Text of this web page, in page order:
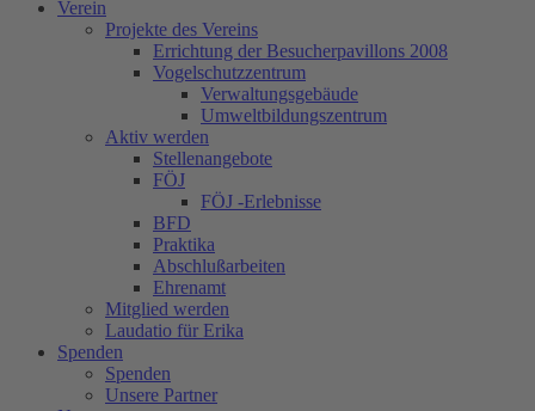
Verein
Projekte des Vereins
Errichtung der Besucherpavillons 2008
Vogelschutzzentrum
Verwaltungsgebäude
Umweltbildungszentrum
Aktiv werden
Stellenangebote
FÖJ
FÖJ -Erlebnisse
BFD
Praktika
Abschlußarbeiten
Ehrenamt
Mitglied werden
Laudatio für Erika
Spenden
Spenden
Unsere Partner